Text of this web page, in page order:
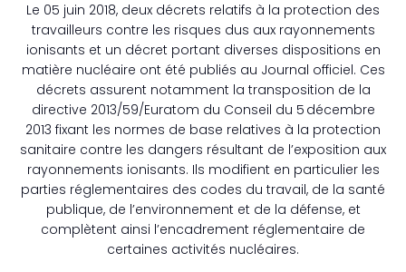
Le 05 juin 2018, deux décrets relatifs à la protection des
travailleurs contre les risques dus aux rayonnements
ionisants et un décret portant diverses dispositions en
matière nucléaire ont été publiés au Journal officiel. Ces
décrets assurent notamment la transposition de la
directive 2013/59/Euratom du Conseil du 5 décembre
2013 fixant les normes de base relatives à la protection
sanitaire contre les dangers résultant de l’exposition aux
rayonnements ionisants. Ils modifient en particulier les
parties réglementaires des codes du travail, de la santé
publique, de l’environnement et de la défense, et
complètent ainsi l’encadrement réglementaire de
certaines activités nucléaires.